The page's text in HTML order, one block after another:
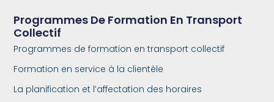
Programmes De Formation En Transport
Collectif
Programmes de formation en transport collectif
Formation en service à la clientèle
La planification et l’affectation des horaires